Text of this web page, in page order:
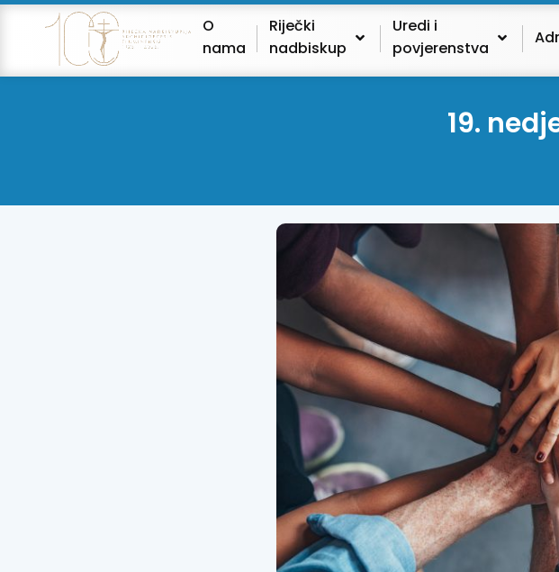
O
nama
Riječki
nadbiskup
Uredi i
povjerenstva
19.